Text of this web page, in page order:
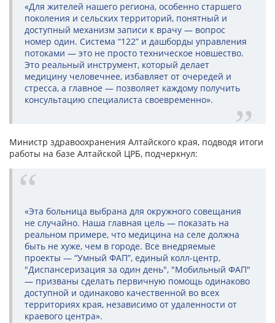
«Для жителей нашего региона, особенно старшего
поколения и сельских территорий, понятный и
доступный механизм записи к врачу — вопрос
номер один. Система “122” и дашборды управления
потоками — это не просто техническое новшество.
Это реальный инструмент, который делает
медицину человечнее, избавляет от очередей и
стресса, а главное — позволяет каждому получить
консультацию специалиста своевременно».
Министр здравоохранения Алтайского края, подводя итоги
работы на базе Алтайской ЦРБ, подчеркнул:
«Эта больница выбрана для окружного совещания
не случайно. Наша главная цель — показать на
реальном примере, что медицина на селе должна
быть не хуже, чем в городе. Все внедряемые
проекты — “Умный ФАП”, единый колл-центр,
"Диспансеризация за один день", "Мобильный ФАП"
— призваны сделать первичную помощь одинаково
доступной и одинаково качественной во всех
территориях края, независимо от удаленности от
краевого центра».